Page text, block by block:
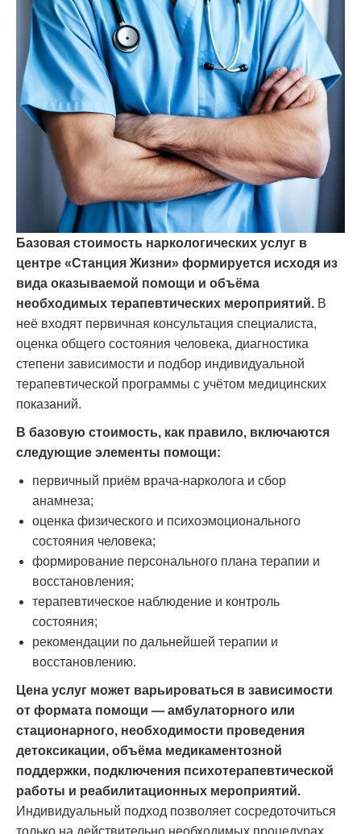
Базовая стоимость наркологических услуг в
центре «Станция Жизни» формируется исходя из
вида оказываемой помощи и объёма
необходимых терапевтических мероприятий. В
неё входят первичная консультация специалиста,
оценка общего состояния человека, диагностика
степени зависимости и подбор индивидуальной
терапевтической программы с учётом медицинских
показаний.
В базовую стоимость, как правило, включаются
следующие элементы помощи:
первичный приём врача-нарколога и сбор
анамнеза;
оценка физического и психоэмоционального
состояния человека;
формирование персонального плана терапии и
восстановления;
терапевтическое наблюдение и контроль
состояния;
рекомендации по дальнейшей терапии и
восстановлению.
Цена услуг может варьироваться в зависимости
от формата помощи — амбулаторного или
стационарного, необходимости проведения
детоксикации, объёма медикаментозной
поддержки, подключения психотерапевтической
работы и реабилитационных мероприятий.
Индивидуальный подход позволяет сосредоточиться